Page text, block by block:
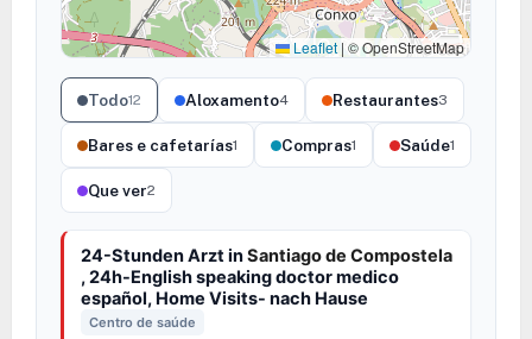
Leaflet | © OpenStreetMap
Todo12 Aloxamento4 Restaurantes3
Bares e cafetarías1 Compras1 Saúde1
Que ver2
24-Stunden Arzt inSantiago de Compostela
, 24h-English speaking doctor medico
español, Home Visits- nach Hause
Centro de saúde